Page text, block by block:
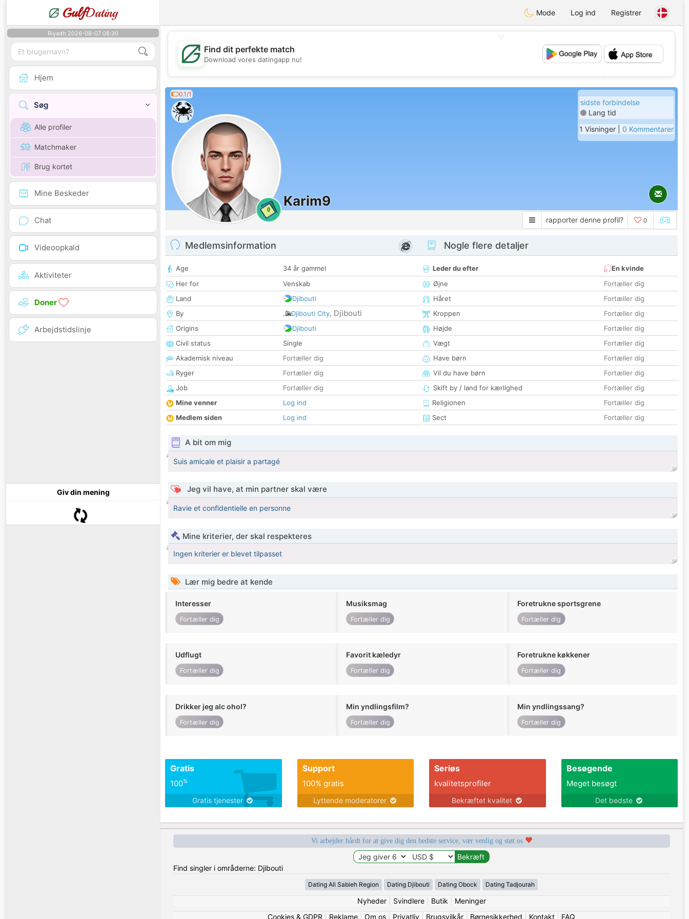
GulfDating Mode Log ind Registrer
Riyadh 2026-08-07 08:30
Hjem
Søg
Alle profiler
Matchmaker
Brug kortet
Mine Beskeder
Chat
Videoopkald
Aktiviteter
Doner
Arbejdstidslinje
Giv din mening
💖
💕
💕
Find dit perfekte match
Download vores datingapp nu!
0.1/1
0
Karim9
sidste forbindelse
Lang tid
1 Visninger | 0 Kommentarer
rapporter denne profil? 0
Medlemsinformation
Age
34 år gammel
Her for
Venskab
Land
Djibouti
By
Djibouti City, Djibouti
Origins
Djibouti
Civil status
Single
Akademisk niveau
Fortæller dig
Ryger
Fortæller dig
Job
Fortæller dig
Mine venner
Log ind
Medlem siden
Log ind
Nogle flere detaljer
Leder du efter
En kvinde
Øjne
Fortæller dig
Håret
Fortæller dig
Kroppen
Fortæller dig
Højde
Fortæller dig
Vægt
Fortæller dig
Have børn
Fortæller dig
Vil du have børn
Fortæller dig
Skift by / land for kærlighed
Fortæller dig
Religionen
Fortæller dig
Sect
Fortæller dig
A bit om mig
Suis amicale et plaisir a partagé
Jeg vil have, at min partner skal være
Ravie et confidentielle en personne
Mine kriterier, der skal respekteres
Ingen kriterier er blevet tilpasset
Lær mig bedre at kende
Interesser
Fortæller dig
Musiksmag
Fortæller dig
Foretrukne sportsgrene
Fortæller dig
Udflugt
Fortæller dig
Favorit kæledyr
Fortæller dig
Foretrukne køkkener
Fortæller dig
Drikker jeg alc ohol?
Fortæller dig
Min yndlingsfilm?
Fortæller dig
Min yndlingssang?
Fortæller dig
Gratis
100%
Gratis tjenester
Support
100% gratis
Lyttende moderatorer
Seriøs
kvalitetsprofiler
Bekræftet kvalitet
Besøgende
Meget besøgt
Det bedste
Vi arbejder hårdt for at give dig den bedste service, vær venlig og støt os
Find singler i områderne: Djibouti
Dating Ali Sabieh Region Dating Djibouti Dating Obock Dating Tadjourah
Nyheder| Svindlere| Butik
Meninger
Cookies & GDPR
Reklame Om os Privatliv Brugsvilkår Børnesikkerhed Kontakt FAQ